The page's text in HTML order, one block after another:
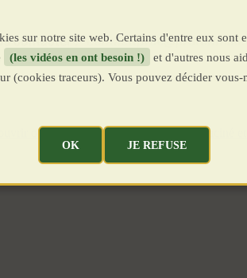
ou redécouvrir notre paganisme enraciné
sur notre site web. Certains d'entre eux sont
(les vidéos en ont besoin !)
et d'autres nous
(cookies traceurs). Vous pouvez décider vous-
OK JE REFUSE